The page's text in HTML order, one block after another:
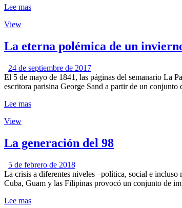
Lee mas
View
La eterna polémica de un
24 de septiembre de 2017
El 5 de mayo de 1841, las páginas del semanario La
escritora parisina George Sand a partir de un
Lee mas
View
La generación del 98
5 de febrero de 2018
La crisis a diferentes niveles –política, social e
Cuba, Guam y las Filipinas provocó un conjunto de
Lee mas